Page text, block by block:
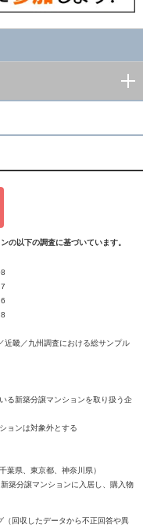
の以下の調査に基づいています。
近畿／九州調査における総サンプル
る新築分譲マンションを取り扱う企
ョンは対象外とする
葉県、東京都、神奈川県）
築分譲マンションに入居し、購入物
回収したデータから不正回答や異